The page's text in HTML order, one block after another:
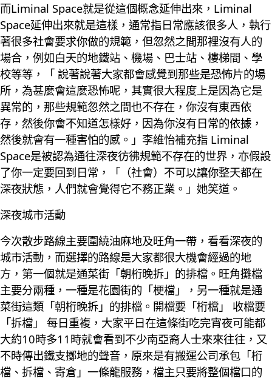
而Liminal Space就是從這個概念延伸出來，Liminal
Space延伸出來就是這樣，通常指日常應該很多人，執行
著很多社會要求你做的規範，但忽然之間那裡沒有人的
場合，例如白天的地鐵站、機場、巴士站、樓梯間、學
校等等，「 說著說著大家都會感覺到那些是恐怖片的場
所，為甚麼會這麼恐怖呢，其實很大程度上是因為它是
異常的，那些規範忽然之間也不存在，你沒有東西依
存，然後你會不知道怎樣好，因為你沒有日常的依據，
然後就會有一種害怕的感。」李維怡補充指 Liminal
Space是被認為通往深夜彷彿規範不存在的世界，亦假設
了你一定要回到日常，「（社會）不可以讓你整天都在
深夜狀態，人們就會覺得它不務正業。」她笑道。
深夜城市活動
今次散步路線主要圍繞油麻地及旺角一帶，看看深夜的
城市活動，而選擇的路線是大家都很大機會經過的地
方，第一個就是通菜街「朝桁晚拆」的排檔。旺角攤檔
主要分兩種，一種是花園街的「梗檔」，另一種就是通
菜街這類「朝桁晚拆」的排檔。開檔要「桁檔」 收檔要
「拆檔」 每日重複，大家平日在這條街吃完宵夜可能都
大約10時多11時就會看到不少南亞裔人士來來往往，又
不時傳出鐵支擲地的聲音，原來是有搬運公司承包「桁
檔、拆檔、寄倉」一條龍服務，檔主只要將整個檔口的